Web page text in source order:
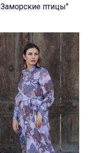
Заморские птицы"